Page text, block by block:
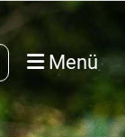
Menü